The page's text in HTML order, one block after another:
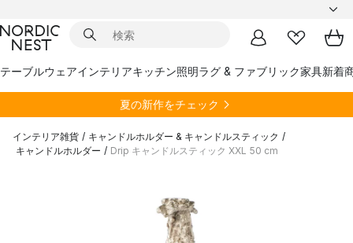
テーブルウェアインテリアキッチン照明ラグ & ファブリック家具新着
夏の新作をチェック
インテリア雑貨 / キャンドルホルダー & キャンドルスティック /
キャンドルホルダー / Drip キャンドルスティック XXL 50 cm